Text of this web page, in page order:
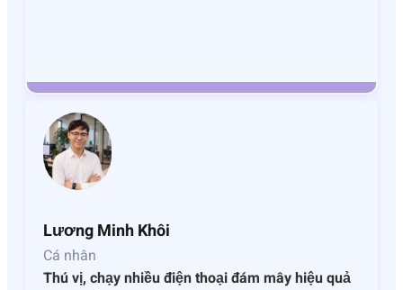
Lương Minh Khôi
Cá nhân
Thú vị, chạy nhiều điện thoại đám mây hiệu quả